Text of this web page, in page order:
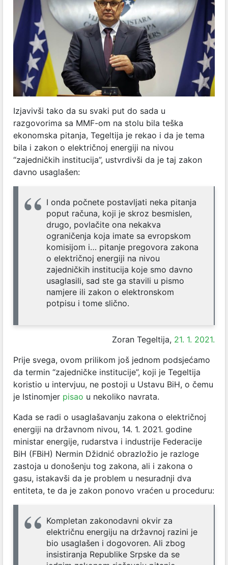
Izjavivši tako da su svaki put do sada u
razgovorima sa MMF-om na stolu bila teška
ekonomska pitanja, Tegeltija je rekao i da je tema
bila i zakon o električnoj energiji na nivou
“zajedničkih institucija”, ustvrdivši da je taj zakon
davno usaglašen:
I onda počnete postavljati neka pitanja
poput računa, koji je skroz besmislen,
drugo, povlačite ona nekakva
ograničenja koja imate sa evropskom
komisijom i… pitanje pregovora zakona
o električnoj energiji na nivou
zajedničkih institucija koje smo davno
usaglasili, sad ste ga stavili u pismo
namjere ili zakon o elektronskom
potpisu i tome slično.
Zoran Tegeltija, 21. 1. 2021.
Prije svega, ovom prilikom još jednom podsjećamo
da termin “zajedničke institucije”, koji je Tegeltija
koristio u intervjuu, ne postoji u Ustavu BiH, o čemu
je Istinomjer pisao u nekoliko navrata.
Kada se radi o usaglašavanju zakona o električnoj
energiji na državnom nivou, 14. 1. 2021. godine
ministar energije, rudarstva i industrije Federacije
BiH (FBiH) Nermin Džidnić obrazložio je razloge
zastoja u donošenju tog zakona, ali i zakona o
gasu, istakavši da je problem u nesuradnji dva
entiteta, te da je zakon ponovo vraćen u proceduru:
Kompletan zakonodavni okvir za
električnu energiju na državnoj razini je
bio usaglašen i dogovoren. Ali zbog
insistiranja Republike Srpske da se